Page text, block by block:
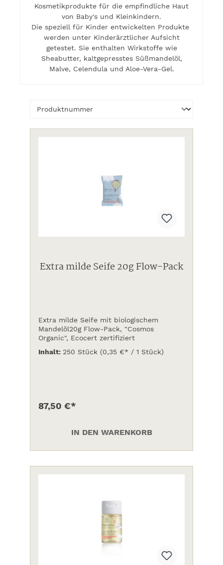
Kosmetikprodukte für die empfindliche Haut
von Baby's und Kleinkindern.
Die speziell für Kinder entwickelten Produkte
werden unter Kinderärztlicher Aufsicht
getestet. Sie enthalten Wirkstoffe wie
Sheabutter, kaltgepresstes Süßmandelöl,
Malve, Celendula und Aloe-Vera-Gel.
Extra milde Seife 20g Flow-Pack
Extra milde Seife mit biologischem
Mandelöl20g Flow-Pack, "Cosmos
Organic", Ecocert zertifiziert
Inhalt: 250 Stück (0,35 €* / 1 Stück)
87,50 €*
IN DEN WARENKORB